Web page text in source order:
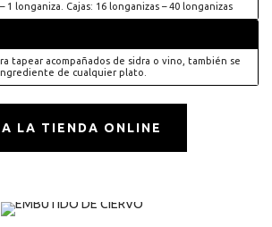
1 longaniza. Cajas: 16 longanizas – 40 longanizas
tapear acompañados de sidra o vino, también se
de cualquier plato.
A LA TIENDA ONLINE